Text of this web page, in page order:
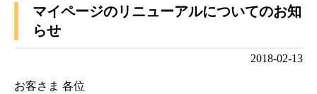
マイページのリニューアルについてのお知
らせ
2018-02-13
お客さま 各位